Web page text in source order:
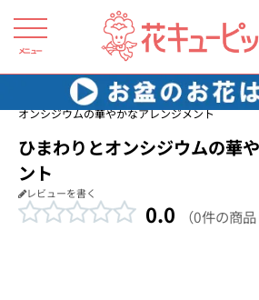
メニュー
花キューピット 新築引っ越し祝い
【新築
オンシジウムの華やかなアレンジメント
ひまわりとオンシジウムの華
ント
レビューを書く
0.0 （0件の商